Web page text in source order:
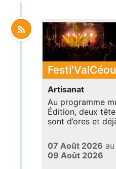
Festi'ValCéou
Artisanat
Au programme
Édition, deux
sont d’ores et
07 Août 2026 au
09 Août 2026